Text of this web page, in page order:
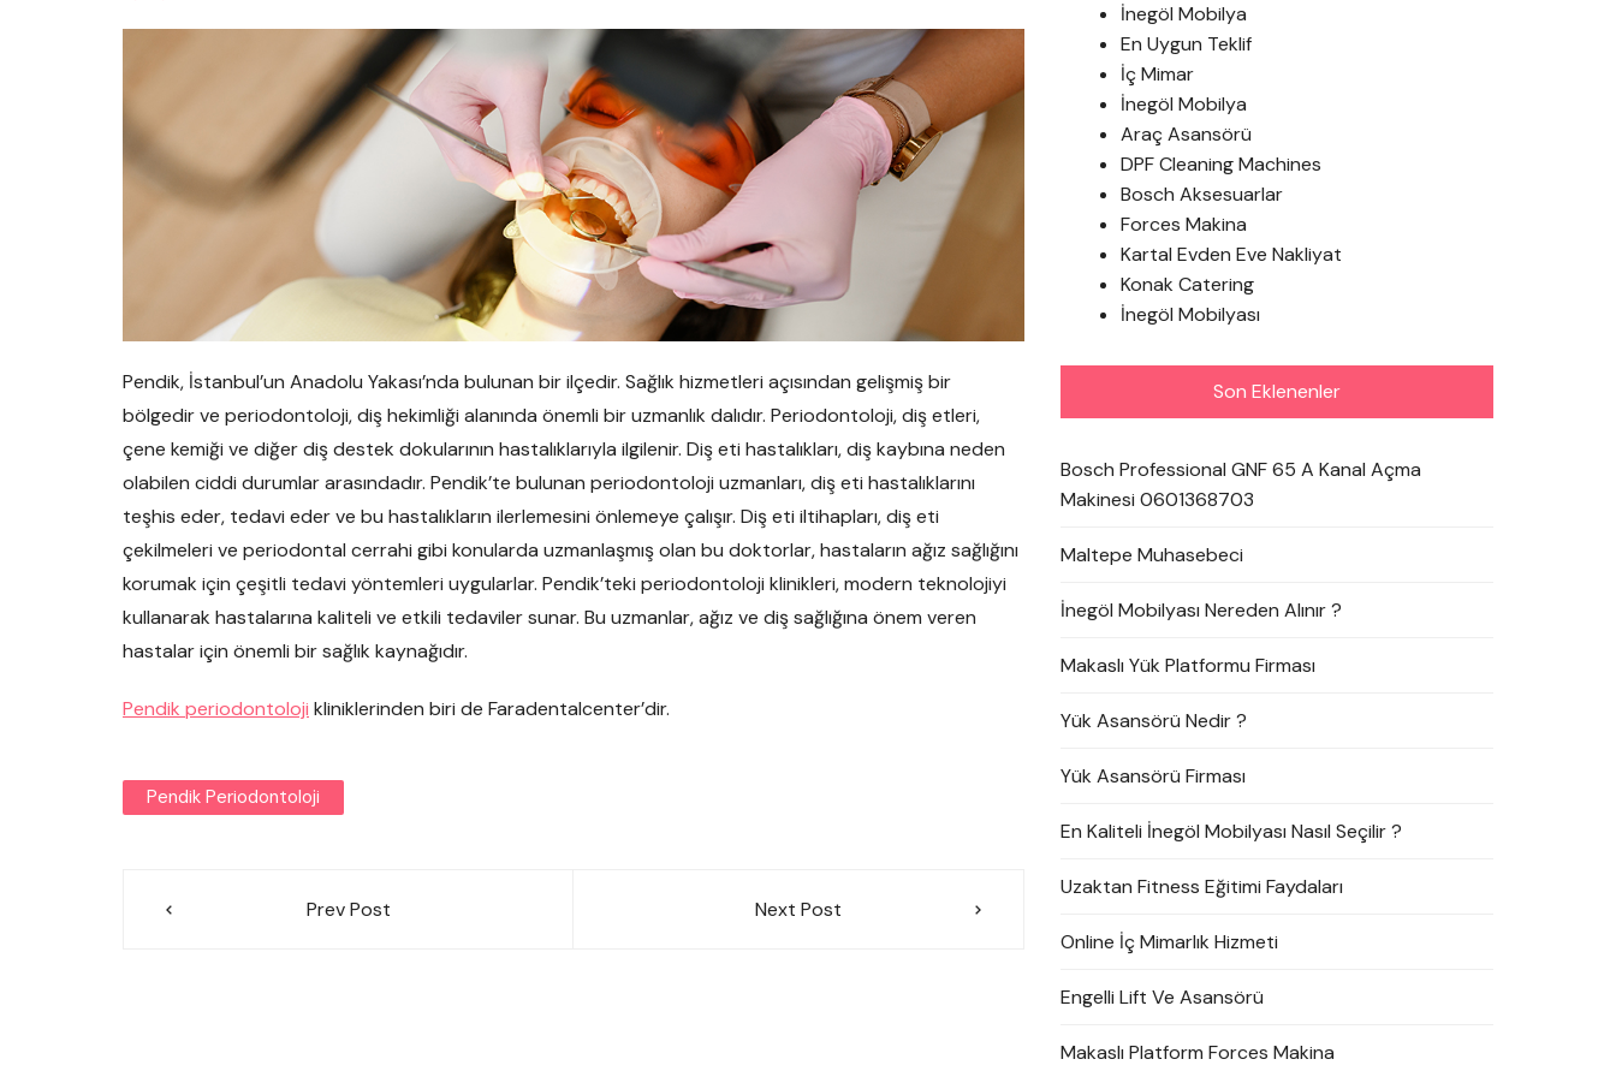
Pendik, İstanbul’un Anadolu Yakası’nda bulunan bir ilçedir. Sağlık hizmetleri açısından gelişmiş bir
bölgedir ve periodontoloji, diş hekimliği alanında önemli bir uzmanlık dalıdır. Periodontoloji, diş etleri,
çene kemiği ve diğer diş destek dokularının hastalıklarıyla ilgilenir. Diş eti hastalıkları, diş kaybına neden
olabilen ciddi durumlar arasındadır. Pendik’te bulunan periodontoloji uzmanları, diş eti hastalıklarını
teşhis eder, tedavi eder ve bu hastalıkların ilerlemesini önlemeye çalışır. Diş eti iltihapları, diş eti
çekilmeleri ve periodontal cerrahi gibi konularda uzmanlaşmış olan bu doktorlar, hastaların ağız sağlığını
korumak için çeşitli tedavi yöntemleri uygularlar. Pendik’teki periodontoloji klinikleri, modern teknolojiyi
kullanarak hastalarına kaliteli ve etkili tedaviler sunar. Bu uzmanlar, ağız ve diş sağlığına önem veren
hastalar için önemli bir sağlık kaynağıdır.
Pendik periodontoloji kliniklerinden biri de Faradentalcenter’dir.
Pendik Periodontoloji
Prev Post Next Post
İnegöl Mobilya
En Uygun Teklif
İç Mimar
İnegöl Mobilya
Araç Asansörü
DPF Cleaning Machines
Bosch Aksesuarlar
Forces Makina
Kartal Evden Eve Nakliyat
Konak Catering
İnegöl Mobilyası
Son Eklenenler
Bosch Professional GNF 65 A Kanal Açma
Makinesi 0601368703
Maltepe Muhasebeci
İnegöl Mobilyası Nereden Alınır ?
Makaslı Yük Platformu Firması
Yük Asansörü Nedir ?
Yük Asansörü Firması
En Kaliteli İnegöl Mobilyası Nasıl Seçilir ?
Uzaktan Fitness Eğitimi Faydaları
Online İç Mimarlık Hizmeti
Engelli Lift Ve Asansörü
Makaslı Platform Forces Makina